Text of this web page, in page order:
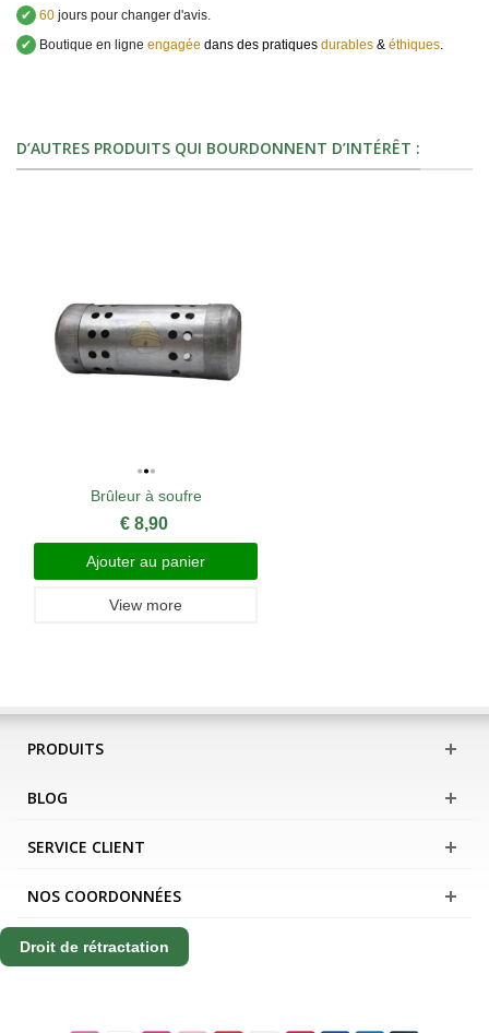
✔ 60 jours pour changer d'avis.
✔
Boutique en ligne engagée dans des pratiques durables & éthiques.
D’AUTRES PRODUITS QUI BOURDONNENT D’INTÉRÊT :
Brûleur à soufre
€ 8,90
Ajouter au panier
View more
PRODUITS
BLOG
SERVICE CLIENT
NOS COORDONNÉES
Droit de rétractation